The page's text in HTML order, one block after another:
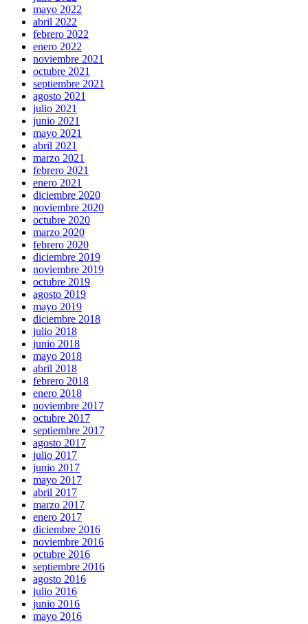
mayo 2022
abril 2022
febrero 2022
enero 2022
noviembre 2021
octubre 2021
septiembre 2021
agosto 2021
julio 2021
junio 2021
mayo 2021
abril 2021
marzo 2021
febrero 2021
enero 2021
diciembre 2020
noviembre 2020
octubre 2020
marzo 2020
febrero 2020
diciembre 2019
noviembre 2019
octubre 2019
agosto 2019
mayo 2019
diciembre 2018
julio 2018
junio 2018
mayo 2018
abril 2018
febrero 2018
enero 2018
noviembre 2017
octubre 2017
septiembre 2017
agosto 2017
julio 2017
junio 2017
mayo 2017
abril 2017
marzo 2017
enero 2017
diciembre 2016
noviembre 2016
octubre 2016
septiembre 2016
agosto 2016
julio 2016
junio 2016
mayo 2016